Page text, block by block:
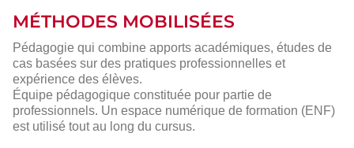
MÉTHODES MOBILISÉES
Pédagogie qui combine apports académiques, études de
cas basées sur des pratiques professionnelles et
expérience des élèves.
Équipe pédagogique constituée pour partie de
professionnels. Un espace numérique de formation (ENF)
est utilisé tout au long du cursus.